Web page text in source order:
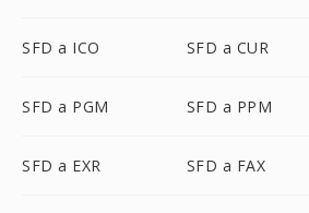
SFD a ICO SFD a CUR
SFD a PGM SFD a PPM
SFD a EXR SFD a FAX